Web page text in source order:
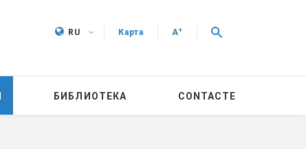
RU Карта A+
БИБЛИОТЕКА CONTACTE